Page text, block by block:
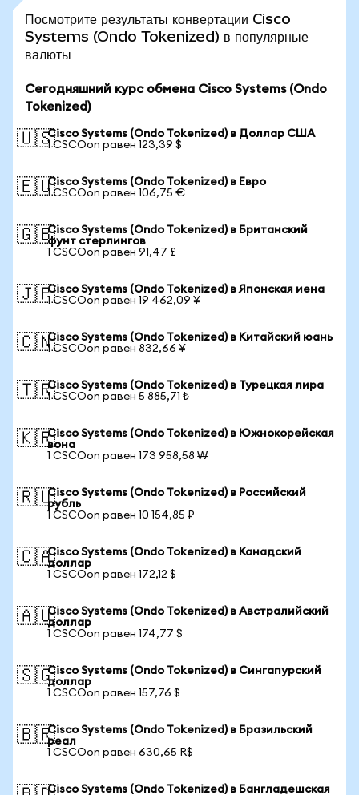
Посмотрите результаты конвертации Cisco
Systems (Ondo Tokenized) в популярные
валюты
Сегодняшний курс обмена Cisco Systems (Ondo
Tokenized)
🇺🇸Cisco Systems (Ondo Tokenized) в Доллар США
1 CSCOon равен 123,39 $
🇪🇺Cisco Systems (Ondo Tokenized) в Евро
1 CSCOon равен 106,75 €
🇬🇧Cisco Systems (Ondo Tokenized) в Британский
фунт стерлингов
1 CSCOon равен 91,47 £
🇯🇵Cisco Systems (Ondo Tokenized) в Японская иена
1 CSCOon равен 19 462,09 ¥
🇨🇳Cisco Systems (Ondo Tokenized) в Китайский юань
1 CSCOon равен 832,66 ¥
🇹🇷Cisco Systems (Ondo Tokenized) в Турецкая лира
1 CSCOon равен 5 885,71 ₺
🇰🇷Cisco Systems (Ondo Tokenized) в Южнокорейская
вона
1 CSCOon равен 173 958,58 ₩
🇷🇺Cisco Systems (Ondo Tokenized) в Российский
рубль
1 CSCOon равен 10 154,85 ₽
🇨🇦Cisco Systems (Ondo Tokenized) в Канадский
доллар
1 CSCOon равен 172,12 $
🇦🇺Cisco Systems (Ondo Tokenized) в Австралийский
доллар
1 CSCOon равен 174,77 $
🇸🇬Cisco Systems (Ondo Tokenized) в Сингапурский
доллар
1 CSCOon равен 157,76 $
🇧🇷Cisco Systems (Ondo Tokenized) в Бразильский
реал
1 CSCOon равен 630,65 R$
Cisco Systems (Ondo Tokenized) в Бангладешская